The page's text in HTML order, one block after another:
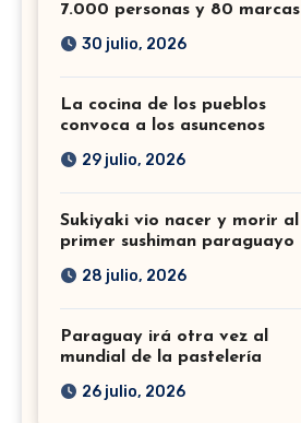
7.000 personas y 80 marcas
30 julio, 2026
La cocina de los pueblos
convoca a los asuncenos
29 julio, 2026
Sukiyaki vio nacer y morir al
primer sushiman paraguayo
28 julio, 2026
Paraguay irá otra vez al
mundial de la pastelería
26 julio, 2026